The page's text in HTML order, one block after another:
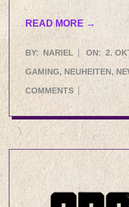
READ MORE →
2025-
10-
02
BY: NARIEL ON: 2.
GAMING, NEUHEITEN ,
COMMENTS